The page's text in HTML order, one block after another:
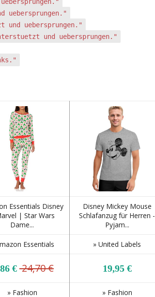
uebersprungen."
und uebersprungen."
Essentials Disney
| Star Wars
Dame...
Disney Mickey Mouse
Schlafanzug für Herren -
Pyjam...
Essentials » United Labels
€ 24,70 € 19,95 €
» Fashion » Fashion